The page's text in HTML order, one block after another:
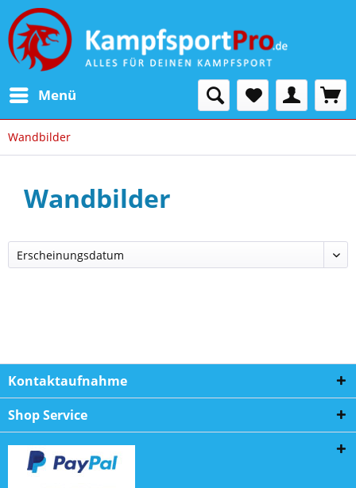
Menü
Wandbilder
Wandbilder
Kontaktaufnahme
Shop Service